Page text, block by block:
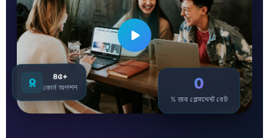
৪৫+
কোর্স অপশন 0
% জব প্লেসমেন্ট রেট